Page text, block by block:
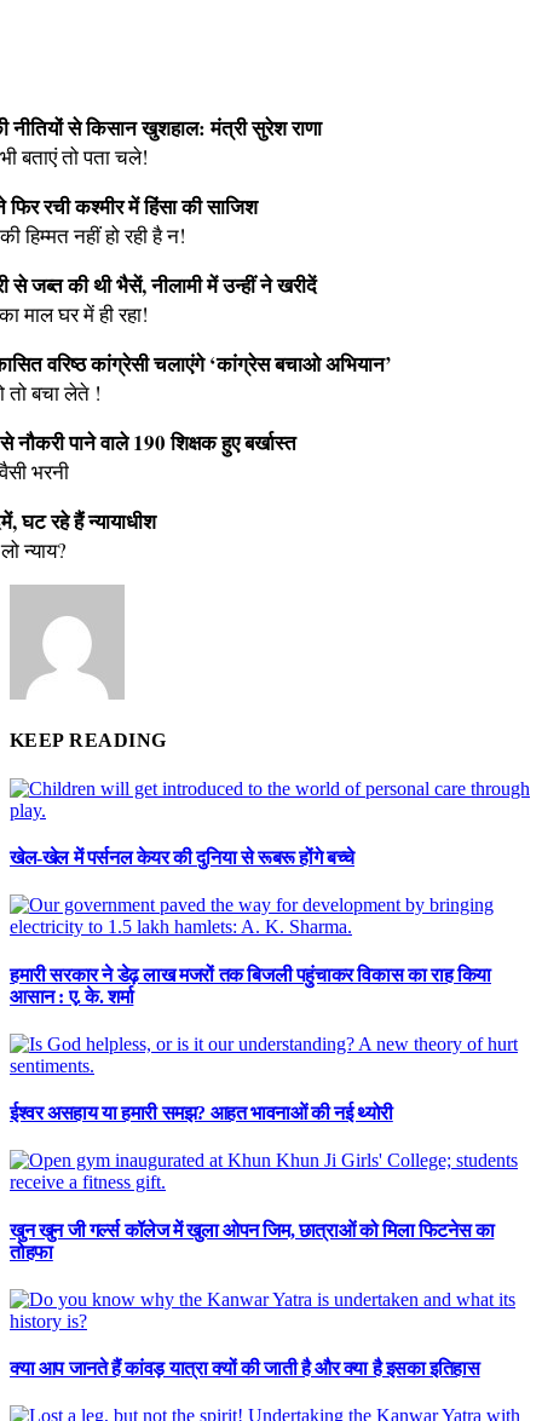
नीतियों से किसान खुशहाल: मंत्री सुरेश राणा
बताएं तो पता चले!
फिर रची कश्मीर में हिंसा की साजिश
हिम्मत नहीं हो रही है न!
से जब्त की थी भैसें, नीलामी में उन्हीं ने खरीदें
माल घर में ही रहा!
वरिष्ठ कांग्रेसी चलाएंगे ‘कांग्रेस बचाओ अभियान’
बचा लेते !
से नौकरी पाने वाले 190 शिक्षक हुए बर्खास्त
भरनी
घट रहे हैं न्यायाधीश
न्याय?
KEEP READING
खेल-खेल में पर्सनल केयर की दुनिया से रूबरू होंगे बच्चे
हमारी सरकार ने डेढ़ लाख मजरों तक बिजली पहुंचाकर विकास का राह किया
आसान : ए. के. शर्मा
ईश्वर असहाय या हमारी समझ? आहत भावनाओं की नई थ्योरी
खुन खुन जी गर्ल्स कॉलेज में खुला ओपन जिम, छात्राओं को मिला फिटनेस का
तोहफा
क्या आप जानते हैं कांवड़ यात्रा क्यों की जाती है और क्या है इसका इतिहास